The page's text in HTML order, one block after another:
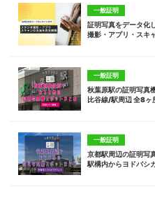
一般証明
証明写真をデータ化
撮影・アプリ・スキ
一般証明
秋葉原駅の証明写真
比谷線/駅周辺 全8ヶ
一般証明
京都駅周辺の証明写
駅構内からヨドバシ